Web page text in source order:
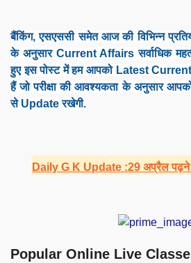
बैंकिंग, एसएससी समेत आज की विभिन्न
के अनुसार Current Affairs सर्वाधिक
हुए इस पोस्ट में हम आपको Latest
हैं जो परीक्षा की आवश्यकता के अनुसार
से Update रखेगी.
Daily G K Update :29 अप्रैल पढ़ने
Popular Online Live